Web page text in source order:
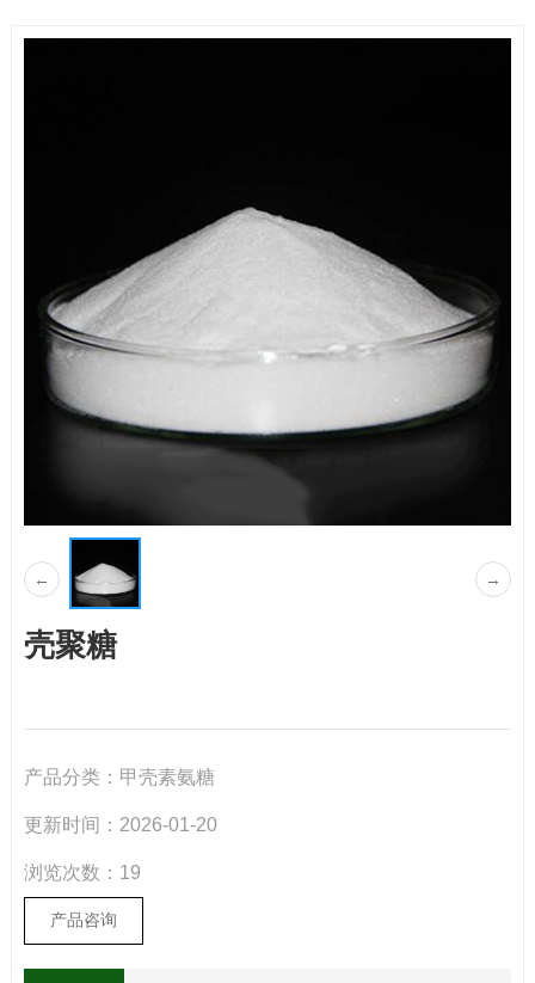
← →
壳聚糖
产品分类： 甲壳素氨糖
更新时间： 2026-01-20
浏览次数： 19
产品咨询